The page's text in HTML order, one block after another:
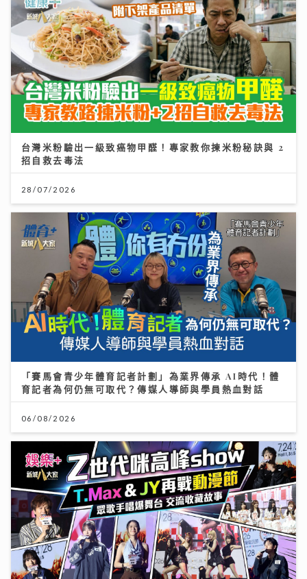
台灣米粉驗出一級致癌物甲醛！專家教你揀米粉秘訣與 2
招自救去毒法
28/07/2026
「賽馬會青少年體育記者計劃」為業界傳承 AI時代！體
育記者為何仍無可取代？傳媒人導師與學員熱血對話
06/08/2026